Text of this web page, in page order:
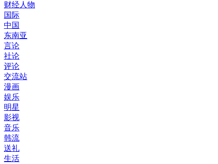
财经人物
国际
中国
东南亚
言论
社论
评论
交流站
漫画
娱乐
明星
影视
音乐
韩流
送礼
生活